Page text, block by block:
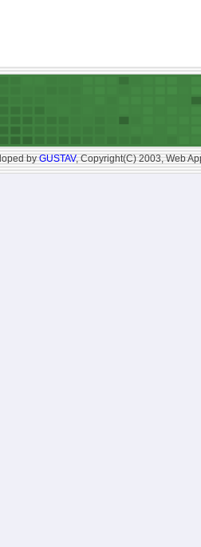
byGUSTAV, Copyright(C) 2003, Web